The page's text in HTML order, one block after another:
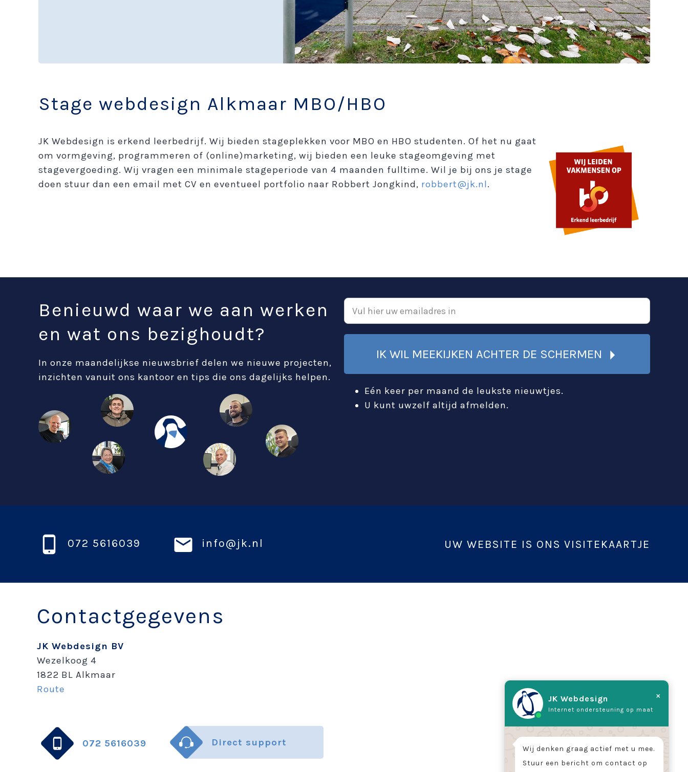
Stage webdesign Alkmaar MBO/HBO
JK Webdesign is erkend leerbedrijf. Wij bieden stageplekken voor MBO en HBO studenten. Of het nu gaat
om vormgeving, programmeren of (online)marketing, wij bieden een leuke stageomgeving met
stagevergoeding. Wij vragen een minimale stageperiode van 4 maanden fulltime. Wil je bij ons je stage
doen stuur dan een email met CV en eventueel portfolio naar Robbert Jongkind, robbert@jk.nl.
Benieuwd waar we aan werken
en wat ons bezighoudt?
In onze maandelijkse nieuwsbrief delen we nieuwe projecten,
inzichten vanuit ons kantoor en tips die ons dagelijks helpen.
IK WIL MEEKIJKEN ACHTER DE SCHERMEN
Eén keer per maand de leukste nieuwtjes.
U kunt uwzelf altijd afmelden.
072 5616039 info@jk.nl UW WEBSITE IS ONS VISITEKAARTJE
Contactgegevens
JK Webdesign BV
Wezelkoog 4
1822 BL Alkmaar
Route
072 5616039 Direct support
JK Webdesign
Internet ondersteuning op maat
×
Wij denken graag actief met u mee.
Stuur een bericht om contact op